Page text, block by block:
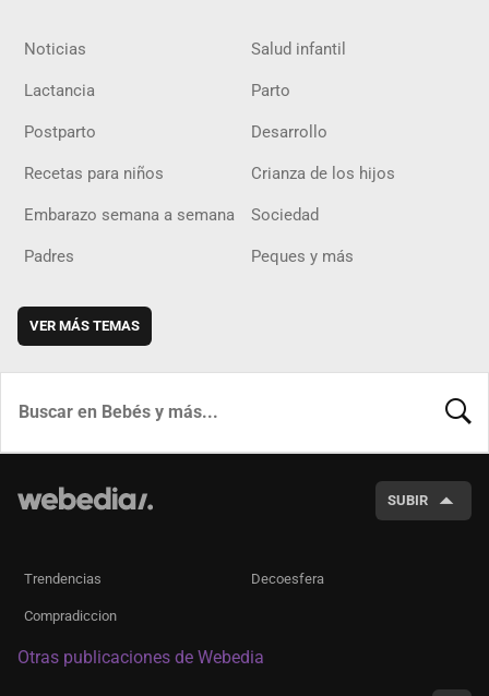
Noticias Salud infantil
Lactancia Parto
Postparto Desarrollo
Recetas para niños Crianza de los hijos
Embarazo semana a semana Sociedad
Padres Peques y más
VER MÁS TEMAS
SUBIR
Trendencias Decoesfera
Compradiccion
Otras publicaciones de Webedia